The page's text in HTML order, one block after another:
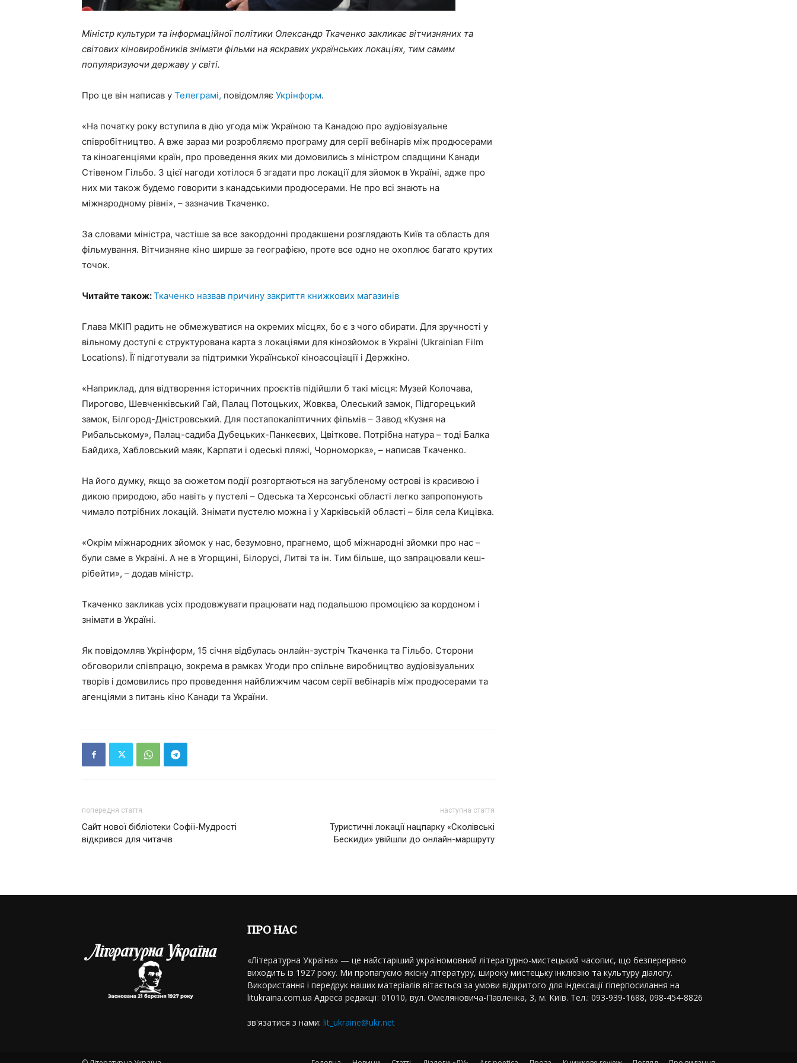
Міністр культури та інформаційної політики Олександр Ткаченко закликає вітчизняних та
світових кіновиробників знімати фільми на яскравих українських локаціях, тим самим
популяризуючи державу у світі.
Про це він написав у Телеграмі, повідомляє Укрінформ.
«На початку року вступила в дію угода між Україною та Канадою про аудіовізуальне
співробітництво. А вже зараз ми розробляємо програму для серії вебінарів між продюсерами
та кіноагенціями країн, про проведення яких ми домовились з міністром спадщини Канади
Стівеном Гільбо. З цієї нагоди хотілося б згадати про локації для зйомок в Україні, адже про
них ми також будемо говорити з канадськими продюсерами. Не про всі знають на
міжнародному рівні», – зазначив Ткаченко.
За словами міністра, частіше за все закордонні продакшени розглядають Київ та область для
фільмування. Вітчизняне кіно ширше за географією, проте все одно не охоплює багато крутих
точок.
Читайте також:Ткаченко назвав причину закриття книжкових магазинів
Глава МКІП радить не обмежуватися на окремих місцях, бо є з чого обирати. Для зручності у
вільному доступі є структурована карта з локаціями для кінозйомок в Україні (Ukrainian Film
Locations). Її підготували за підтримки Української кіноасоціації і Держкіно.
«Наприклад, для відтворення історичних проєктів підійшли б такі місця: Музей Колочава,
Пирогово, Шевченківський Гай, Палац Потоцьких, Жовква, Олеський замок, Підгорецький
замок, Білгород-Дністровський. Для постапокаліптичних фільмів – Завод «Кузня на
Рибальському», Палац-садиба Дубецьких-Панкеєвих, Цвіткове. Потрібна натура – тоді Балка
Байдиха, Хабловський маяк, Карпати і одеські пляжі, Чорноморка», – написав Ткаченко.
На його думку, якщо за сюжетом події розгортаються на загубленому острові із красивою і
дикою природою, або навіть у пустелі – Одеська та Херсонські області легко запропонують
чимало потрібних локацій. Знімати пустелю можна і у Харківській області – біля села Кицівка.
«Окрім міжнародних зйомок у нас, безумовно, прагнемо, щоб міжнародні зйомки про нас –
були саме в Україні. А не в Угорщині, Білорусі, Литві та ін. Тим більше, що запрацювали кеш-
рібейти», – додав міністр.
Ткаченко закликав усіх продовжувати працювати над подальшою промоцією за кордоном і
знімати в Україні.
Як повідомляв Укрінформ, 15 січня відбулась онлайн-зустріч Ткаченка та Гільбо. Сторони
обговорили співпрацю, зокрема в рамках Угоди про спільне виробництво аудіовізуальних
творів і домовились про проведення найближчим часом серії вебінарів між продюсерами та
агенціями з питань кіно Канади та України.
попередня стаття
Сайт нової бібліотеки Софії-Мудрості
відкрився для читачів
наступна стаття
Туристичні локації нацпарку «Сколівські
Бескиди» увійшли до онлайн-маршруту
ПРО НАС
«Літературна Україна» — це найстаріший україномовний літературно-мистецький часопис, що безперервно
виходить із 1927 року. Ми пропагуємо якісну літературу, широку мистецьку інклюзію та культуру діалогу.
Використання і передрук наших матеріалів вітається за умови відкритого для індексації гіперпосилання на
litukraina.com.ua Адреса редакції: 01010, вул. Омеляновича-Павленка, 3, м. Київ. Тел.: 093-939-1688, 098-454-8826
зв'язатися з нами: lit_ukraine@ukr.net